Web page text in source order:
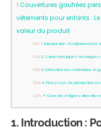
1 Couvertures gaufrées
vêtements pour enfants :
valeur du produit
1.0.1 1. Introduction :
1.0.22. Caractéristiques
1.0.33. Sélection des matériaux et
1.0.44. Processus de production et
1.0.5 📌 Conseils et lignes
1. Introduction :